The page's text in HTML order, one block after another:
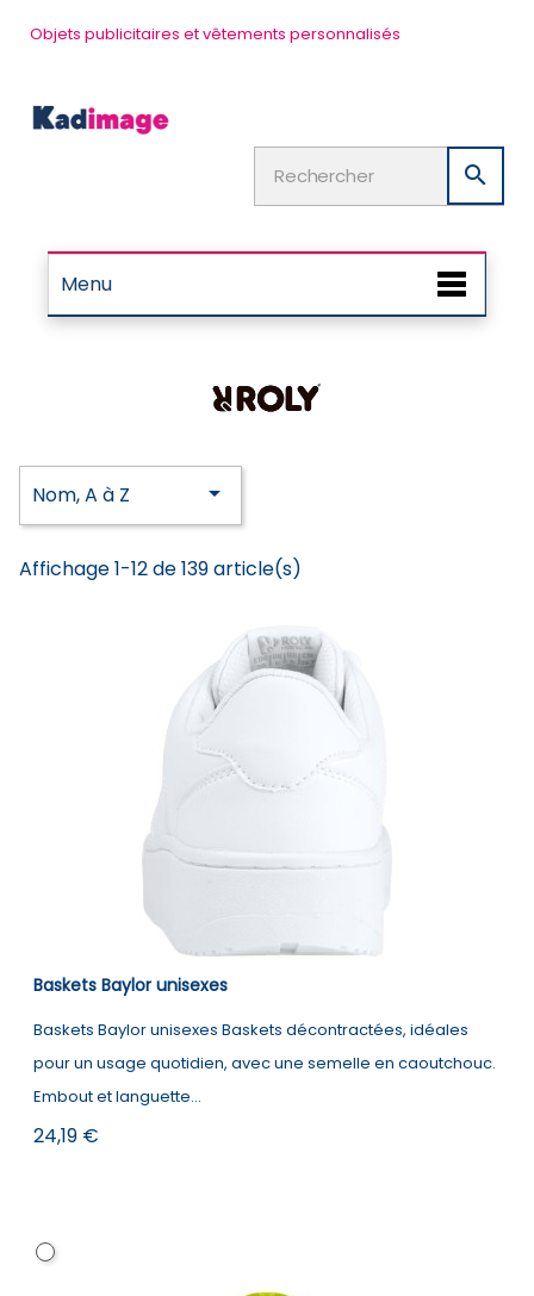
Objets publicitaires et vêtements personnalisés

Menu
Nom, A à Z 
Affichage 1-12 de 139 article(s)
Baskets Baylor unisexes
Baskets Baylor unisexes Baskets décontractées, idéales
pour un usage quotidien, avec une semelle en caoutchouc.
Embout et languette...
Prix
24,19 €
Blanc